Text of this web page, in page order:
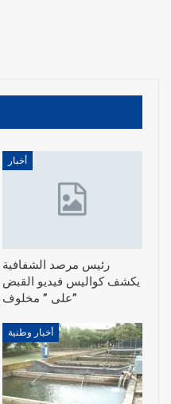
أخبار
رئيس مرصد الشفافية
يكشف كواليس فيديو القبض
على ” مخلوف”
أخبار وطنية